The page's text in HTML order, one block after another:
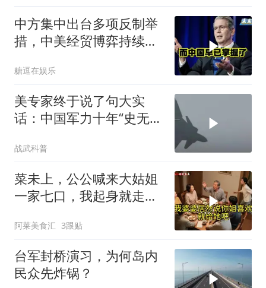
中方集中出台多项反制举
措，中美经贸博弈持续升
糖逗在娱乐
美专家终于说了句大实
话：中国军力十年“史无前
住了
战武科普
菜未上，公公喊来大姑姐
一家七口，我起身就走，
阿莱美食汇 3跟贴
台军封桥演习，为何岛内
民众先炸锅？